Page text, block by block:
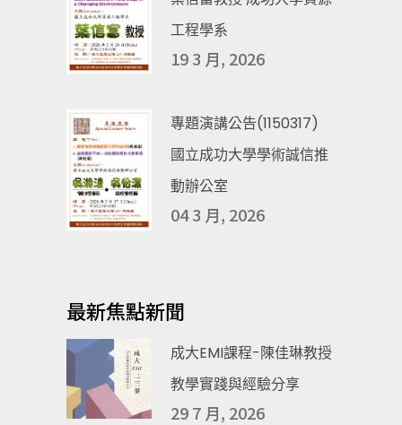
工程學系
19 3 月, 2026
專題演講公告(1150317)
國立成功大學學術誠信推
動辦公室
04 3 月, 2026
最新焦點新聞
成大EMI課程-陳佳琳教授
教學實踐與經驗分享
29 7 月, 2026